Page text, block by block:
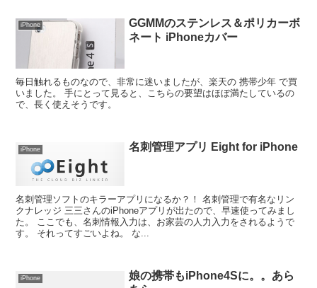
iPhone
GGMMのステンレス＆ポリカーボ
ネート iPhoneカバー
毎日触れるものなので、非常に迷いましたが、楽天の 携帯少年 で買
いました。 手にとって見ると、こちらの要望はほぼ満たしているの
で、長く使えそうです。
iPhone 名刺管理アプリ Eight for iPhone
名刺管理ソフトのキラーアプリになるか？！ 名刺管理で有名なリン
クナレッジ 三三さんのiPhoneアプリが出たので、早速使ってみまし
た。 ここでも、名刺情報入力は、お家芸の人力入力をされるようで
す。 それってすごいよね。 な...
iPhone
娘の携帯もiPhone4Sに。。あら